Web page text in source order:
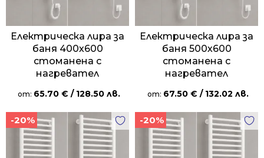
Електрическа лира за
баня 400х600
стоманена с
нагревател
от: 65.70 € / 128.50 лв.
Електрическа лира за
баня 500х600
стоманена с
нагревател
от: 67.50 € / 132.02 лв.
-20% -20%